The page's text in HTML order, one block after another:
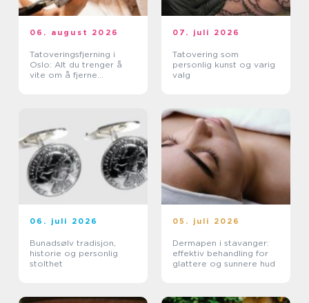
06. august 2026
Tatoveringsfjerning i
Oslo: Alt du trenger å
vite om å fjerne
07. juli 2026
Tatovering som
personlig kunst og varig
valg
06. juli 2026
Bunadsølv tradisjon,
historie og personlig
stolthet
05. juli 2026
Dermapen i stavanger:
effektiv behandling for
glattere og sunnere hud